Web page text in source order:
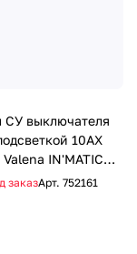
СУ выключателя
10АХ
IN'MATIC
заказАрт. 752161